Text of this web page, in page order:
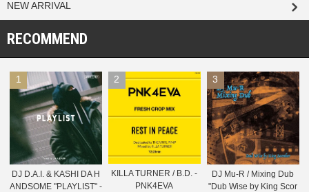
NEW ARRIVAL
RECOMMEND
1
DJ D.A.I. & KASHI DA H
ANDSOME "PLAYLIST" -
2
KILLA TURNER / B.D. -
PNK4EVA
3
DJ Mu-R / Mixing Dub
"Dub Wise by King Scor